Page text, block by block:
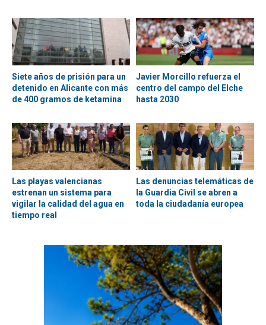
Siete años de prisión para un
detenido en Alicante con más
de 400 gramos de ketamina
Javier Morcillo refuerza el
centro del campo del Elche
hasta 2030
Las playas valencianas
estrenan un sistema para
vigilar la calidad del agua en
tiempo real
Las denuncias telemáticas de
la Guardia Civil se abren a
toda la ciudadanía europea